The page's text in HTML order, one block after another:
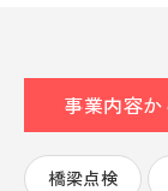
事業内容
橋梁点検